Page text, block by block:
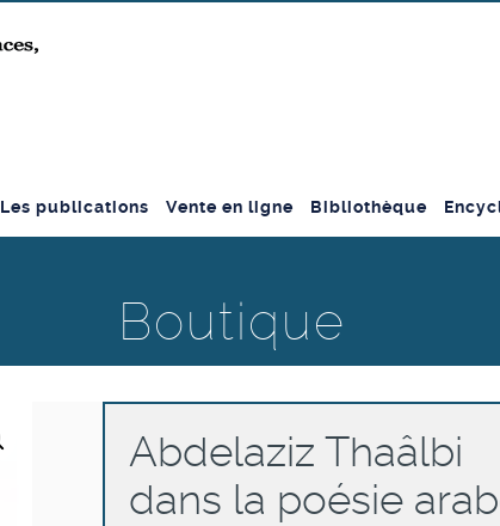
Les publications Vente en ligne Bibliothèque
Boutique
Abdelaziz Thaâlbi
dans la poésie